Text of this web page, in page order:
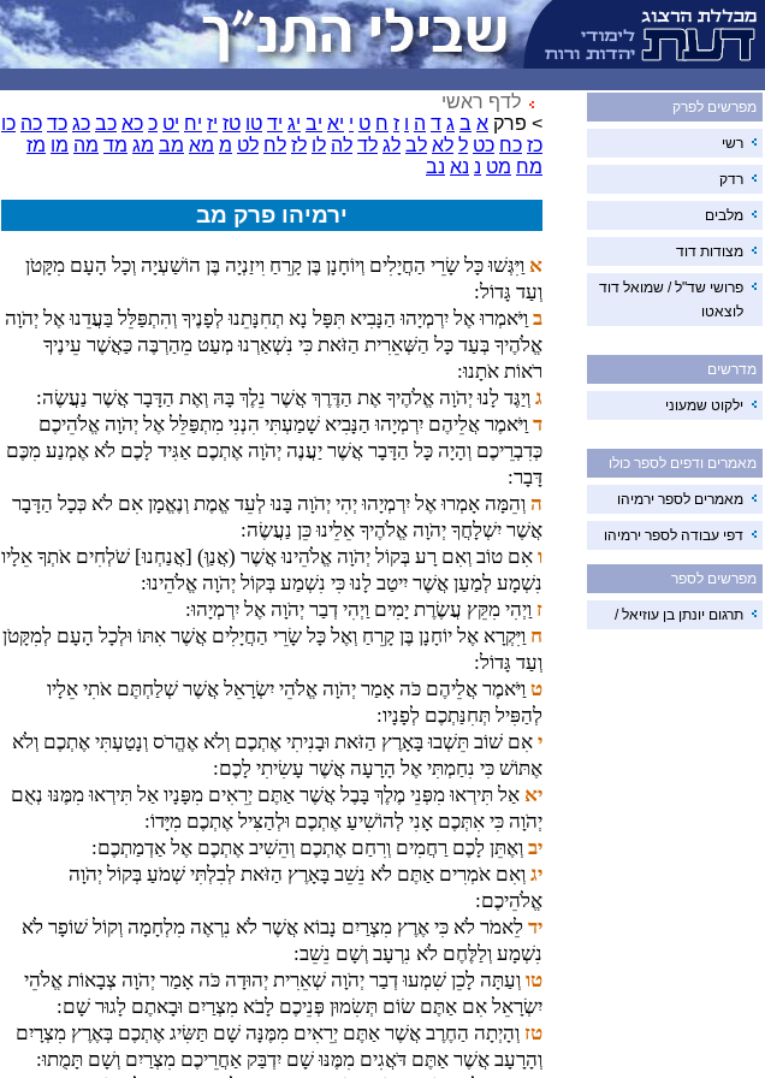
מפרשים לפרק
רשי
רדק
מלבים
מצודות דוד
פרושי שד"ל / שמואל דוד
לוצאטו
מדרשים
ילקוט שמעוני
מאמרים ודפים לספר כולו
מאמרים לספר ירמיהו
דפי עבודה לספר ירמיהו
מפרשים לספר
תרגום יונתן בן עוזיאל /
לדף ראשי
> פרק א ב ג ד ה ו ז ח ט י יא יב יג יד טו טז יז יח יט כ כא כב כג כד כה כו
כז כח כט ל לא לב לג לד לה לו לז לח לט מ מא מב מג מד מה מו מז
מח מט נ נא נב
ירמיהו פרק מב
א וַיִּגְּשׁוּ כָּל שָׂרֵי הַחֲיָלִים וְיוֹחָנָן בֶּן קָרֵחַ וִיזַנְיָה בֶּן הוֹשַׁעְיָה וְכָל הָעָם מִקָּטֹן
וְעַד גָּדוֹל:
ב וַיֹּאמְרוּ אֶל יִרְמְיָהוּ הַנָּבִיא תִּפָּל נָא תְחִנָּתֵנוּ לְפָנֶיךָ וְהִתְפַּלֵּל בַּעֲדֵנוּ אֶל יְהֹוָה
אֱלֹהֶיךָ בְּעַד כָּל הַשְּׁאֵרִית הַזֹּאת כִּי נִשְׁאַרְנוּ מְעַט מֵהַרְבֶּה כַּאֲשֶׁר עֵינֶיךָ
רֹאוֹת אֹתָנוּ:
ג וְיַגֶּד לָנוּ יְהֹוָה אֱלֹהֶיךָ אֶת הַדֶּרֶךְ אֲשֶׁר נֵלֶךְ בָּהּ וְאֶת הַדָּבָר אֲשֶׁר נַעֲשֶׂה:
ד וַיֹּאמֶר אֲלֵיהֶם יִרְמְיָהוּ הַנָּבִיא שָׁמַעְתִּי הִנְנִי מִתְפַּלֵּל אֶל יְהֹוָה אֱלֹהֵיכֶם
כְּדִבְרֵיכֶם וְהָיָה כָּל הַדָּבָר אֲשֶׁר יַעֲנֶה יְהֹוָה אֶתְכֶם אַגִּיד לָכֶם לֹא אֶמְנַע מִכֶּם
דָּבָר:
ה וְהֵמָּה אָמְרוּ אֶל יִרְמְיָהוּ יְהִי יְהֹוָה בָּנוּ לְעֵד אֱמֶת וְנֶאֱמָן אִם לֹא כְּכָל הַדָּבָר
אֲשֶׁר יִשְׁלָחֲךָ יְהֹוָה אֱלֹהֶיךָ אֵלֵינוּ כֵּן נַעֲשֶׂה:
ו אִם טוֹב וְאִם רָע בְּקוֹל יְהֹוָה אֱלֹהֵינוּ אֲשֶׁר (אֲנַוְּ) [אֲנַחְנוּ] שֹׁלְחִים אֹתְךָ אֵלָיו
נִשְׁמָע לְמַעַן אֲשֶׁר יִיטַב לָנוּ כִּי נִשְׁמַע בְּקוֹל יְהֹוָה אֱלֹהֵינוּ:
ז וַיְהִי מִקֵּץ עֲשֶׂרֶת יָמִים וַיְהִי דְבַר יְהֹוָה אֶל יִרְמְיָהוּ:
ח וַיִּקְרָא אֶל יוֹחָנָן בֶּן קָרֵחַ וְאֶל כָּל שָׂרֵי הַחֲיָלִים אֲשֶׁר אִתּוֹ וּלְכָל הָעָם לְמִקָּטֹן
וְעַד גָּדוֹל:
ט וַיֹּאמֶר אֲלֵיהֶם כֹּה אָמַר יְהֹוָה אֱלֹהֵי יִשְׂרָאֵל אֲשֶׁר שְׁלַחְתֶּם אֹתִי אֵלָיו
לְהַפִּיל תְּחִנַּתְכֶם לְפָנָיו:
י אִם שׁוֹב תֵּשְׁבוּ בָּאָרֶץ הַזֹּאת וּבָנִיתִי אֶתְכֶם וְלֹא אֶהֱרֹס וְנָטַעְתִּי אֶתְכֶם וְלֹא
אֶתּוֹשׁ כִּי נִחַמְתִּי אֶל הָרָעָה אֲשֶׁר עָשִׂיתִי לָכֶם:
יא אַל תִּירְאוּ מִפְּנֵי מֶלֶךְ בָּבֶל אֲשֶׁר אַתֶּם יְרֵאִים מִפָּנָיו אַל תִּירְאוּ מִמֶּנּוּ נְאֻם
יְהֹוָה כִּי אִתְּכֶם אָנִי לְהוֹשִׁיעַ אֶתְכֶם וּלְהַצִּיל אֶתְכֶם מִיָּדוֹ:
יב וְאֶתֵּן לָכֶם רַחֲמִים וְרִחַם אֶתְכֶם וְהֵשִׁיב אֶתְכֶם אֶל אַדְמַתְכֶם:
יג וְאִם אֹמְרִים אַתֶּם לֹא נֵשֵׁב בָּאָרֶץ הַזֹּאת לְבִלְתִּי שְׁמֹעַ בְּקוֹל יְהֹוָה
אֱלֹהֵיכֶם:
יד לֵאמֹר לֹא כִּי אֶרֶץ מִצְרַיִם נָבוֹא אֲשֶׁר לֹא נִרְאֶה מִלְחָמָה וְקוֹל שׁוֹפָר לֹא
נִשְׁמָע וְלַלֶּחֶם לֹא נִרְעָב וְשָׁם נֵשֵׁב:
טו וְעַתָּה לָכֵן שִׁמְעוּ דְבַר יְהֹוָה שְׁאֵרִית יְהוּדָה כֹּה אָמַר יְהֹוָה צְבָאוֹת אֱלֹהֵי
יִשְׂרָאֵל אִם אַתֶּם שׂוֹם תְּשִׂמוּן פְּנֵיכֶם לָבֹא מִצְרַיִם וּבָאתֶם לָגוּר שָׁם:
טז וְהָיְתָה הַחֶרֶב אֲשֶׁר אַתֶּם יְרֵאִים מִמֶּנָּה שָׁם תַּשִּׂיג אֶתְכֶם בְּאֶרֶץ מִצְרָיִם
וְהָרָעָב אֲשֶׁר אַתֶּם דֹּאֲגִים מִמֶּנּוּ שָׁם יִדְבַּק אַחֲרֵיכֶם מִצְרַיִם וְשָׁם תָּמֻתוּ: